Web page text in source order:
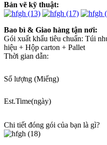
Bản vẽ kỹ thuật:
Bao bì & Giao hàng tận nơi:
Gói xuất khẩu tiêu chuẩn: Túi
hiệu + Hộp carton + Pallet
Thời gian dẫn:
Số lượng (Miếng)
Est.Time(ngày)
Chi tiết đóng gói của bạn là gì?